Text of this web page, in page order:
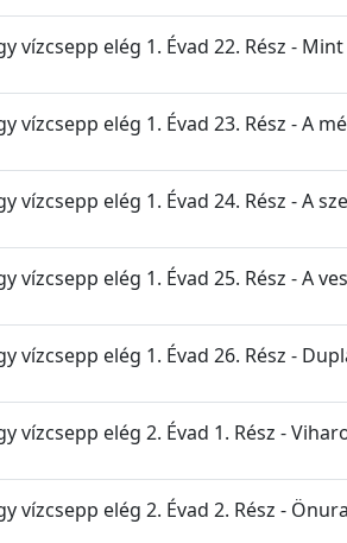
vízcsepp elég 1. Évad 22. Rész -
vízcsepp elég 1. Évad 23. Rész - A
vízcsepp elég 1. Évad 24. Rész - A
vízcsepp elég 1. Évad 25. Rész - A
vízcsepp elég 1. Évad 26. Rész -
vízcsepp elég 2. Évad 1. Rész -
vízcsepp elég 2. Évad 2. Rész -